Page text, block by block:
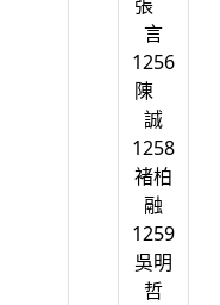
言
1256
陳
誠
1258
褚柏
融
1259
吳明
哲